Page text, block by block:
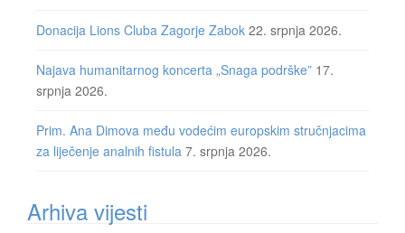
Donacija Lions Cluba Zagorje Zabok 22. srpnja 2026.
Najava humanitarnog koncerta „Snaga podrške” 17.
srpnja 2026.
Prim. Ana Dimova među vodećim europskim stručnjacima
za liječenje analnih fistula 7. srpnja 2026.
Arhiva vijesti